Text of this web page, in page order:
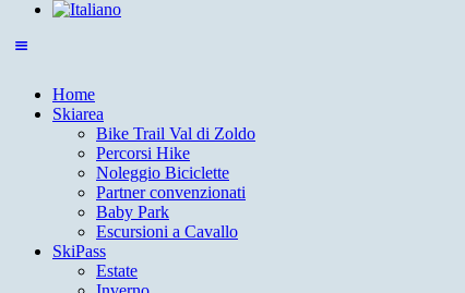
Home
Skiarea
Bike Trail Val di Zoldo
Percorsi Hike
Noleggio Biciclette
Partner convenzionati
Baby Park
Escursioni a Cavallo
SkiPass
Estate